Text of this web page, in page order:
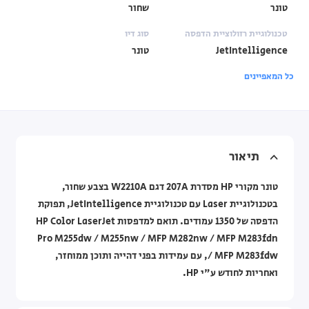
טונר שחור
טכנולוגיית רזולוציית הדפסה
JetIntelligence
סוג דיו
טונר
כל המאפיינים
תיאור
טונר מקורי HP מסדרת 207A דגם W2210A בצבע שחור,
בטכנולוגיית Laser עם טכנולוגיית JetIntelligence, תפוקת
הדפסה של 1350 עמודים. תואם למדפסות HP Color LaserJet
Pro M255dw / M255nw / MFP M282nw / MFP M283fdn
/ MFP M283fdw, עם עמידות בפני דהייה ותוכן ממוחזר,
ואחריות לחודש ע"י HP.